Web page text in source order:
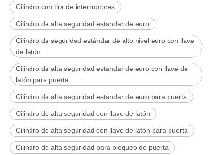
Cilindro con tira de interruptores
Cilindro de alta seguridad estándar de euro
Cilindro de seguridad estándar de alto nivel euro con llave
de latón
Cilindro de alta seguridad estándar de euro con llave de
latón para puerta
Cilindro de alta seguridad estándar de euro para puerta
Cilindro de alta seguridad con llave de latón
Cilindro de alta seguridad con llave de latón para puerta
Cilindro de alta seguridad para bloqueo de puerta